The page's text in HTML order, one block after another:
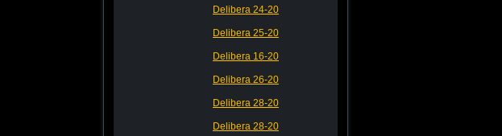
Delibera 24-20
Delibera 25-20
Delibera 16-20
Delibera 26-20
Delibera 28-20
Delibera 28-20